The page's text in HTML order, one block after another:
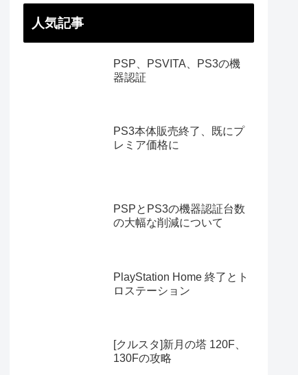
人気記事
PSP、PSVITA、PS3の機
器認証
PS3本体販売終了、既にプ
レミア価格に
PSPとPS3の機器認証台数
の大幅な削減について
PlayStation Home 終了とト
ロステーション
[クルスタ]新月の塔 120F、
130Fの攻略